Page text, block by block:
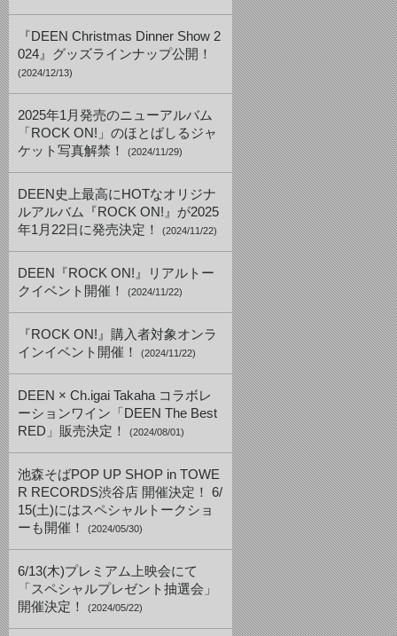
『DEEN Christmas Dinner Show 2
024』グッズラインナップ公開！
(2024/12/13)
2025年1月発売のニューアルバム
「ROCK ON!」のほとばしるジャ
ケット写真解禁！
(2024/11/29)
DEEN史上最高にHOTなオリジナ
ルアルバム『ROCK ON!』が2025
年1月22日に発売決定！
(2024/11/22)
DEEN『ROCK ON!』リアルトー
クイベント開催！
(2024/11/22)
『ROCK ON!』購入者対象オンラ
インイベント開催！
(2024/11/22)
DEEN × Ch.igai Takaha コラボレ
ーションワイン「DEEN The Best
RED」販売決定！
(2024/08/01)
池森そばPOP UP SHOP in TOWE
R RECORDS渋谷店 開催決定！ 6/
15(土)にはスペシャルトークショ
ーも開催！
(2024/05/30)
6/13(木)プレミアム上映会にて
「スペシャルプレゼント抽選会」
開催決定！
(2024/05/22)